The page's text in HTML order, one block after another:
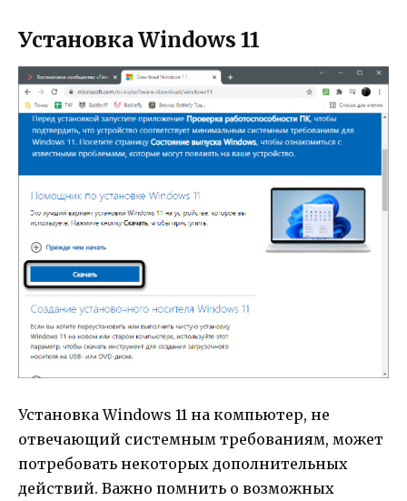
Установка Windows 11
Установка Windows 11 на компьютер, не
отвечающий системным требованиям, может
потребовать некоторых дополнительных
действий. Важно помнить о возможных